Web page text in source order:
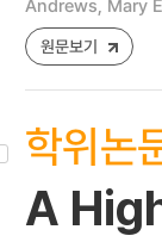
Andrews, Mary E
원문보기
학위논
A